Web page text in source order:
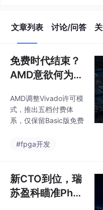
文章列表 讨论/问答
免费时代结束？
AMD意欲何为？
释放了什么信号
AMD调整Vivado许可模
式，推出五档付费体
系，仅保留Basic版免费
#fpga开发
新CTO到位，瑞
苏盈科瞄准Phys